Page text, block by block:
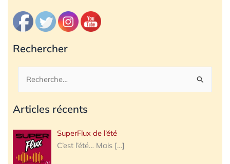
Rechercher
Rechercher :
Articles récents
SuperFlux de l’été
C’est l’été… Mais […]